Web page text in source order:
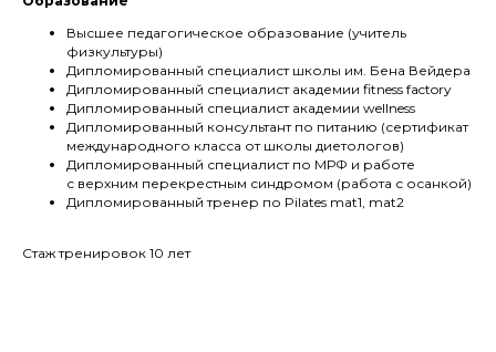
Высшее педагогическое образование (учитель
физкультуры)
Дипломированный специалист школы им. Бена Вейдера
Дипломированный специалист академии fitness factory
Дипломированный специалист академии wellness
Дипломированный консультант по питанию (сертификат
международного класса от школы диетологов)
Дипломированный специалист по МРФ и работе
с верхним перекрестным синдромом (работа с осанкой)
Дипломированный тренер по Pilates mat1, mat2
Стаж тренировок 10 лет